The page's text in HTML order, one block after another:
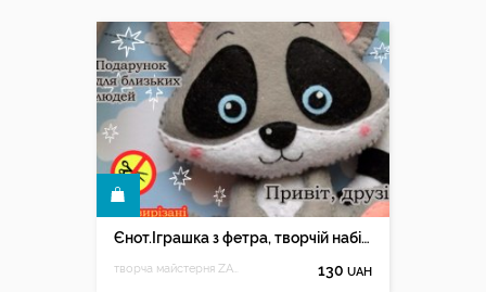
Єнот.Іграшка з фетра, творчій набір з фетру
творча майстерня ZABAVA 130 UAH